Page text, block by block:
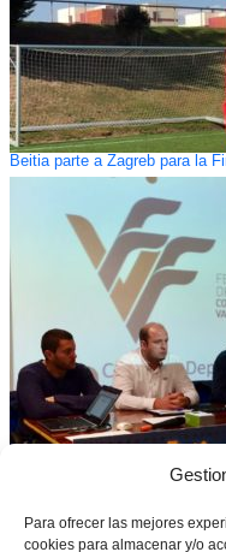
Para ofrecer las mejores
cookies para almacenar y/o
Beitia parte a Zagreb para la
Reunión de los clubes de